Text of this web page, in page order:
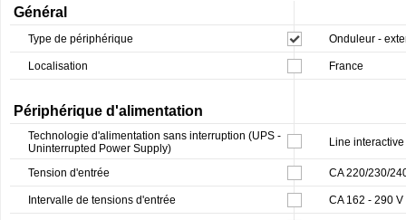
Général
Type de périphérique Onduleur -
Localisation France
Périphérique d'alimentation
Technologie d'alimentation sans interruption (UPS -
Uninterrupted Power Supply)
Line interactive
Tension d'entrée CA 220/230/
Intervalle de tensions d'entrée CA 162 - 290 V